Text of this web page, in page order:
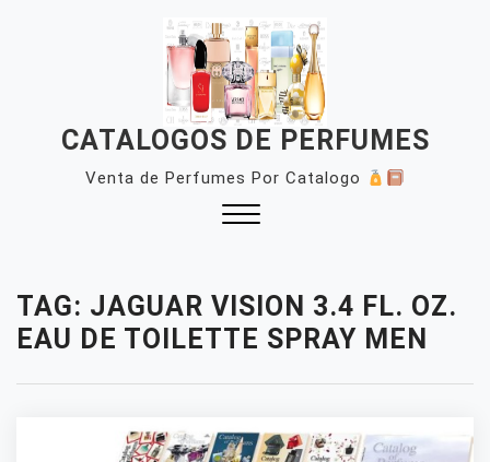
CATALOGOS DE PERFUMES
Venta de Perfumes Por Catalogo
TAG: JAGUAR VISION 3.4 FL. OZ.
EAU DE TOILETTE SPRAY MEN